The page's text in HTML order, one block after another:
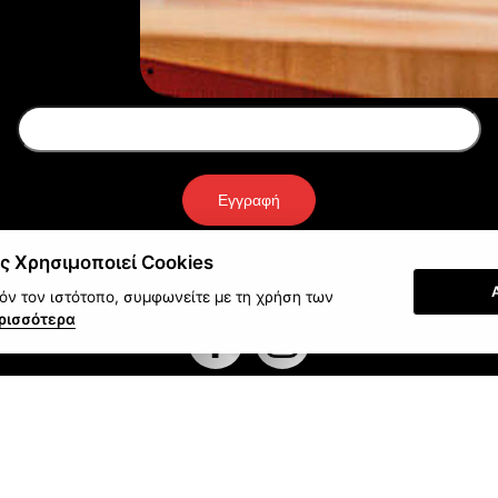
Newsletter
Εγγραφή
Χρησιμοποιεί Cookies
τον ιστότοπο, συμφωνείτε με τη χρήση των